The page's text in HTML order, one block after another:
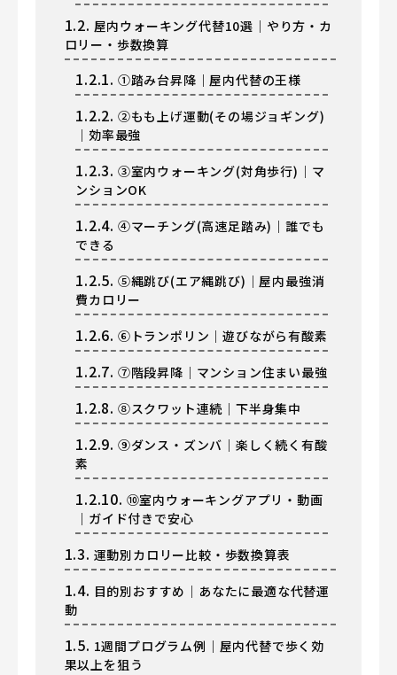
1.2. 屋内ウォーキング代替10選｜やり方・カ
ロリー・歩数換算
1.2.1. ①踏み台昇降｜屋内代替の王様
1.2.2. ②もも上げ運動(その場ジョギング)
｜効率最強
1.2.3. ③室内ウォーキング(対角歩行)｜マ
ンションOK
1.2.4. ④マーチング(高速足踏み)｜誰でも
できる
1.2.5. ⑤縄跳び(エア縄跳び)｜屋内最強消
費カロリー
1.2.6. ⑥トランポリン｜遊びながら有酸素
1.2.7. ⑦階段昇降｜マンション住まい最強
1.2.8. ⑧スクワット連続｜下半身集中
1.2.9. ⑨ダンス・ズンバ｜楽しく続く有酸
素
1.2.10. ⑩室内ウォーキングアプリ・動画
｜ガイド付きで安心
1.3. 運動別カロリー比較・歩数換算表
1.4. 目的別おすすめ｜あなたに最適な代替運
動
1.5. 1週間プログラム例｜屋内代替で歩く効
果以上を狙う